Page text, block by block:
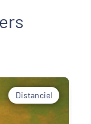
Distanciel